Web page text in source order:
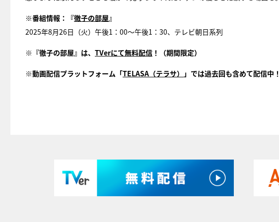
※番組情報：『徹子の部屋』
2025年8月26日（火）午後1：00～午後1：30、テレビ朝日系列
※『徹子の部屋』は、 TVerにて無料配信 ！（期間限定）
※動画配信プラットフォーム「TELASA（テラサ） 」では過去回も含めて配信中！